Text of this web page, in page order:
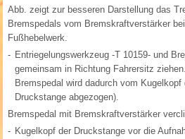
Abb. zeigt zur besseren Darstellung das
Bremspedals vom Bremskraftverstärker
Fußhebelwerk.
- Entriegelungswerkzeug -T 10159- und
gemeinsam in Richtung Fahrersitz
Bremspedal wird dadurch vom Kugelkopf
Druckstange abgezogen).
Bremspedal mit Bremskraftverstärker
- Kugelkopf der Druckstange vor die